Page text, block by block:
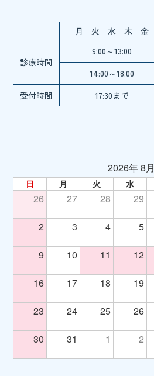
月 火 水 木 金
診療時間
9:00～13:00
14:00～18:00
受付時間
17:30まで
2026年 8月
日 月 火 水
26 27 28 29
2 3 4 5
9 10 11 12
16 17 18 19
23 24 25 26
30 31 1 2